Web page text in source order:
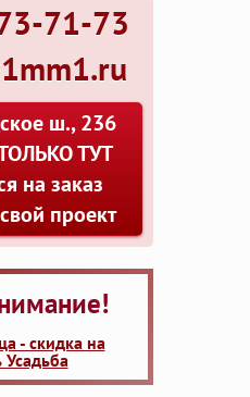
71-73
ш., 236
ТУТ
на заказ
проект
- скидка на